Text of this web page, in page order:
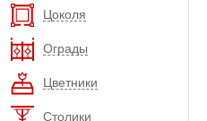
Цоколя
Ограды
Цветники
Столики